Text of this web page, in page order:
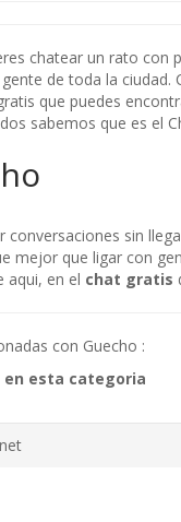
chatear un rato
de toda la ciudad.
que puedes
sabemos que es el
conversaciones sin
mejor que ligar con
aqui, en el chat gratis
con Guecho :
en esta categoria